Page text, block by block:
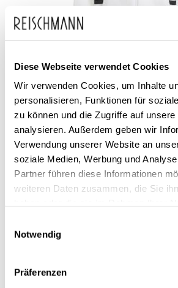
Diese Webseite verwendet Cookies
Wir verwenden Cookies, um Inhalte
personalisieren, Funktionen für
zu können und die Zugriffe auf
analysieren. Außerdem geben wir
Verwendung unserer Website an
soziale Medien, Werbung und
Partner führen diese Informationen
weiteren Daten zusammen, die Sie
Notwendig
Präferenzen
adidas
Damen Trainingsjacke Z.N.E
90,00 €
69,99 €